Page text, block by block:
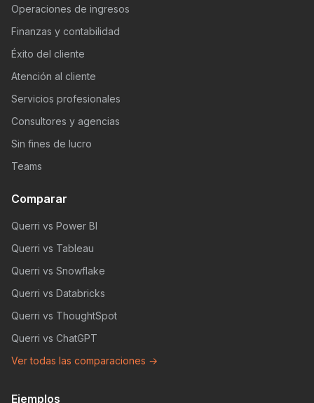
Operaciones de ingresos
Finanzas y contabilidad
Éxito del cliente
Atención al cliente
Servicios profesionales
Consultores y agencias
Sin fines de lucro
Teams
Comparar
Querri vs Power BI
Querri vs Tableau
Querri vs Snowflake
Querri vs Databricks
Querri vs ThoughtSpot
Querri vs ChatGPT
Ver todas las comparaciones →
Ejemplos